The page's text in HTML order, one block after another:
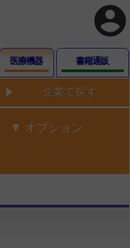
account_circle
医療機器 書籍通販
企業で探す
オプション